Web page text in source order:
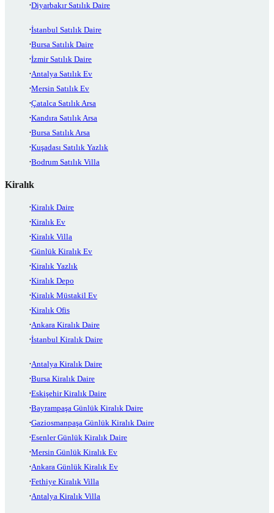
Diyarbakır Satılık Daire
İstanbul Satılık Daire
Bursa Satılık Daire
İzmir Satılık Daire
Antalya Satılık Ev
Mersin Satılık Ev
Çatalca Satılık Arsa
Kandıra Satılık Arsa
Bursa Satılık Arsa
Kuşadası Satılık Yazlık
Bodrum Satılık Villa
Kiralık
Kiralık Daire
Kiralık Ev
Kiralık Villa
Günlük Kiralık Ev
Kiralık Yazlık
Kiralık Depo
Kiralık Müstakil Ev
Kiralık Ofis
Ankara Kiralık Daire
İstanbul Kiralık Daire
Antalya Kiralık Daire
Bursa Kiralık Daire
Eskişehir Kiralık Daire
Bayrampaşa Günlük Kiralık Daire
Gaziosmanpaşa Günlük Kiralık Daire
Esenler Günlük Kiralık Daire
Mersin Günlük Kiralık Ev
Ankara Günlük Kiralık Ev
Fethiye Kiralık Villa
Antalya Kiralık Villa